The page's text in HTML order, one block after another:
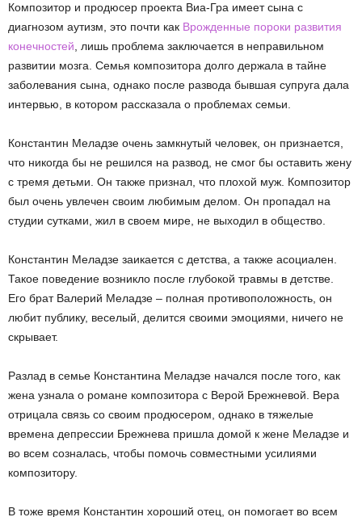
Композитор и продюсер проекта Виа-Гра имеет сына с
диагнозом аутизм, это почти как Врожденные пороки развития
конечностей , лишь проблема заключается в неправильном
развитии мозга. Семья композитора долго держала в тайне
заболевания сына, однако после развода бывшая супруга дала
интервью, в котором рассказала о проблемах семьи.
Константин Меладзе очень замкнутый человек, он признается,
что никогда бы не решился на развод, не смог бы оставить жену
с тремя детьми. Он также признал, что плохой муж. Композитор
был очень увлечен своим любимым делом. Он пропадал на
студии сутками, жил в своем мире, не выходил в общество.
Константин Меладзе заикается с детства, а также асоциален.
Такое поведение возникло после глубокой травмы в детстве.
Его брат Валерий Меладзе – полная противоположность, он
любит публику, веселый, делится своими эмоциями, ничего не
скрывает.
Разлад в семье Константина Меладзе начался после того, как
жена узнала о романе композитора с Верой Брежневой. Вера
отрицала связь со своим продюсером, однако в тяжелые
времена депрессии Брежнева пришла домой к жене Меладзе и
во всем созналась, чтобы помочь совместными усилиями
композитору.
В тоже время Константин хороший отец, он помогает во всем